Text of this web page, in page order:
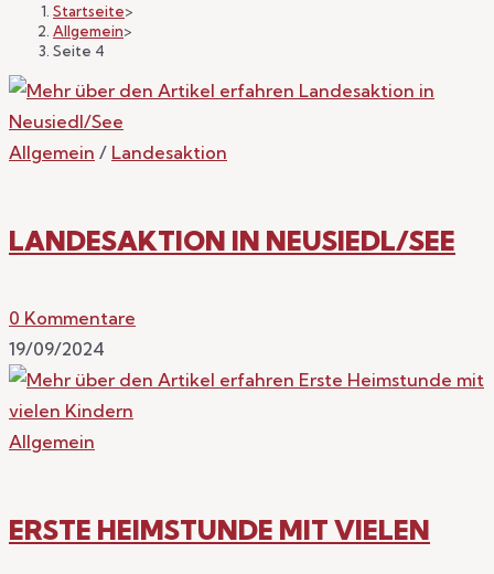
Startseite>
Allgemein>
Seite 4
Allgemein / Landesaktion
LANDESAKTION IN NEUSIEDL/SEE
0 Kommentare
19/09/2024
Allgemein
ERSTE HEIMSTUNDE MIT VIELEN